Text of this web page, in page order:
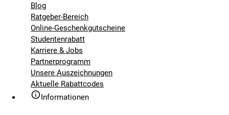
Blog
Ratgeber-Bereich
Online-Geschenkgutscheine
Studentenrabatt
Karriere & Jobs
Partnerprogramm
Unsere Auszeichnungen
Aktuelle Rabattcodes
Informationen